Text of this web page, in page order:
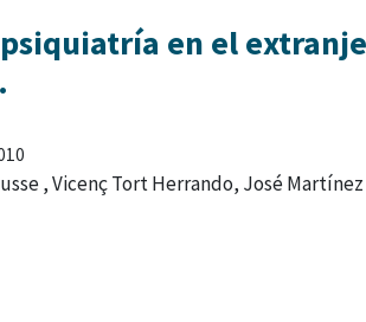
en el
, Vicenç Tort Herrando, José Martínez